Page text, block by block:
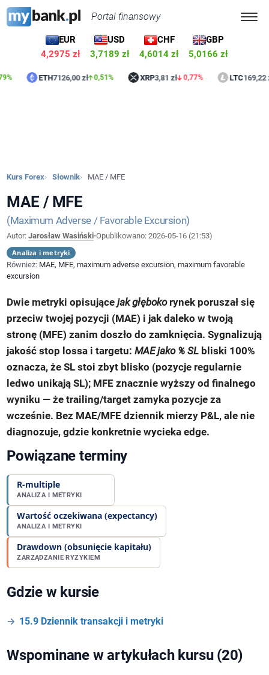
Portal finansowy
EUR
4,2975 zł
USD
3,7189 zł
CHF
4,6014 zł
GBP
5,0166 zł
ETH7126,00 zł 0,51% XRP3,81 zł 0,77% LTC169,22 zł
Kurs Forex Słownik MAE / MFE
MAE / MFE
Maximum Adverse / Favorable Excursion
Autor:Jarosław Wasiński•Opublikowano:2026-05-16 (21:53)
Analiza i metryki
Również: MAE, MFE, maximum adverse excursion, maximum favorable
excursion
Dwie metryki opisującejak głębokorynek poruszał się
przeciw twojej pozycji (MAE) i jak daleko w twoją
stronę (MFE) zanim doszło do zamknięcia. Sygnalizują
jakość stop lossa i targetu:MAE jako % SL bliski 100%
oznacza, że SL stoi zbyt blisko (pozycje regularnie
ledwo unikają SL); MFE znacznie wyższy od finalnego
wyniku — że trailing/target zamyka pozycje za
wcześnie. Bez MAE/MFE dziennik mierzy P&L, ale nie
diagnozuje, gdzie konkretnie wycieka edge.
Powiązane terminy
R-multiple
ANALIZA I METRYKI
Wartość oczekiwana (expectancy)
ANALIZA I METRYKI
Drawdown (obsunięcie kapitału)
ZARZĄDZANIE RYZYKIEM
Gdzie w kursie
15.9 Dziennik transakcji i metryki
Wspominane w artykułach kursu (20)